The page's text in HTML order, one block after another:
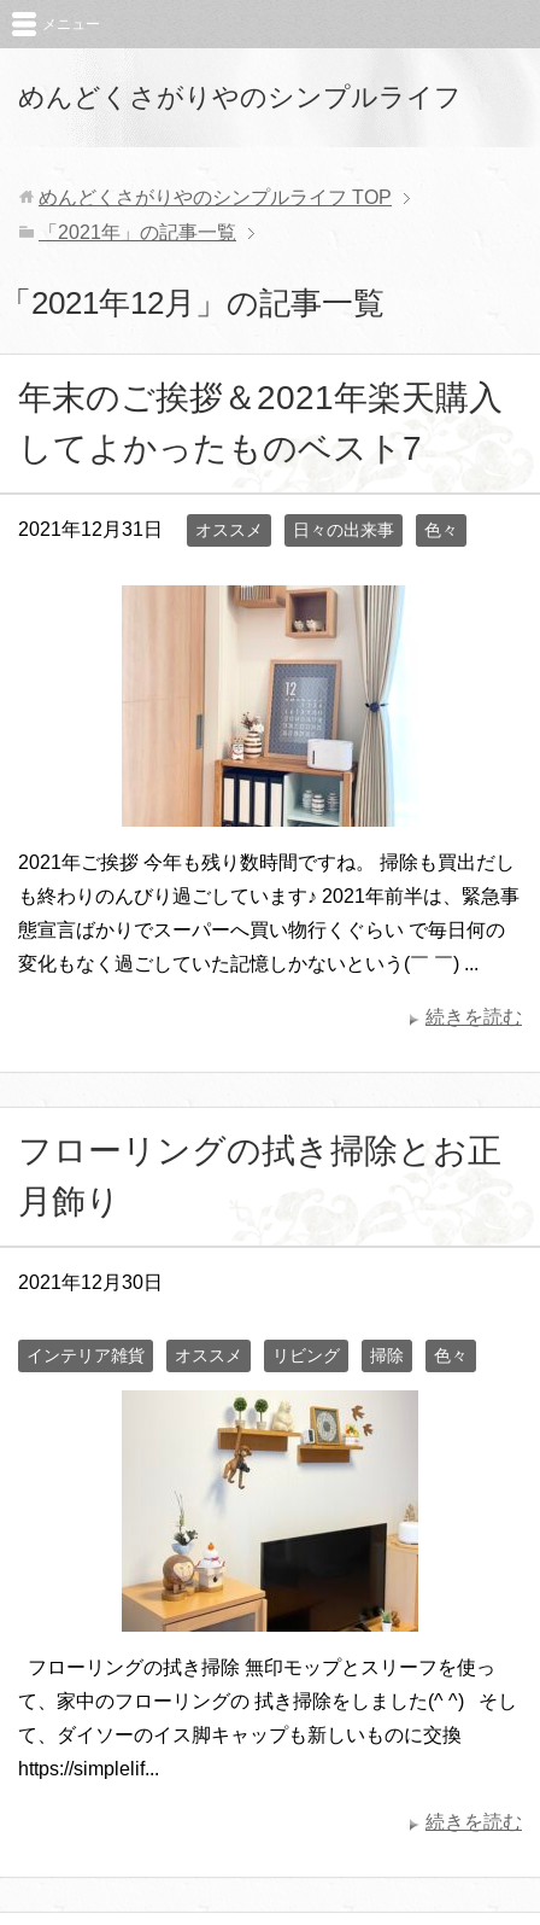
めんどくさがりやのシンプルライフ
メニュー
めんどくさがりやのシンプルライフ TOP
「2021年」の記事一覧
「2021年12月」の記事一覧
年末のご挨拶＆2021年楽天購入
してよかったものベスト7
2021年12月31日 オススメ 日々の出来事 色々
2021年ご挨拶 今年も残り数時間ですね。 掃除も買出だし
も終わりのんびり過ごしています♪ 2021年前半は、緊急事
態宣言ばかりでスーパーへ買い物行くぐらい で毎日何の
変化もなく過ごしていた記憶しかないという(￣ ￣) ...
続きを読む
フローリングの拭き掃除とお正
月飾り
2021年12月30日
インテリア雑貨 オススメ リビング 掃除 色々
フローリングの拭き掃除 無印モップとスリーフを使っ
て、家中のフローリングの 拭き掃除をしました(^ ^) そし
て、ダイソーのイス脚キャップも新しいものに交換
https://simplelif...
続きを読む